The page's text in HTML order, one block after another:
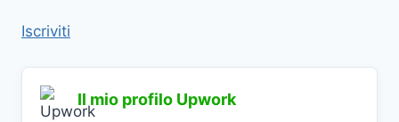
Iscriviti
Il mio profilo Upwork